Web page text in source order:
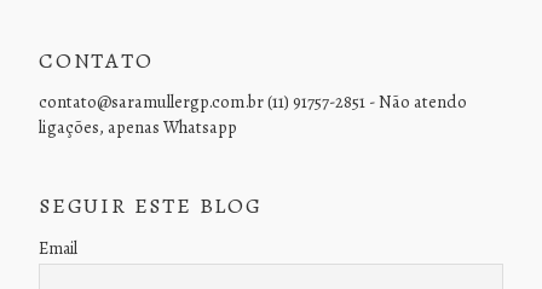
CONTATO
contato@saramullergp.com.br (11) 91757-2851 - Não atendo
ligações, apenas Whatsapp
SEGUIR ESTE BLOG
Email